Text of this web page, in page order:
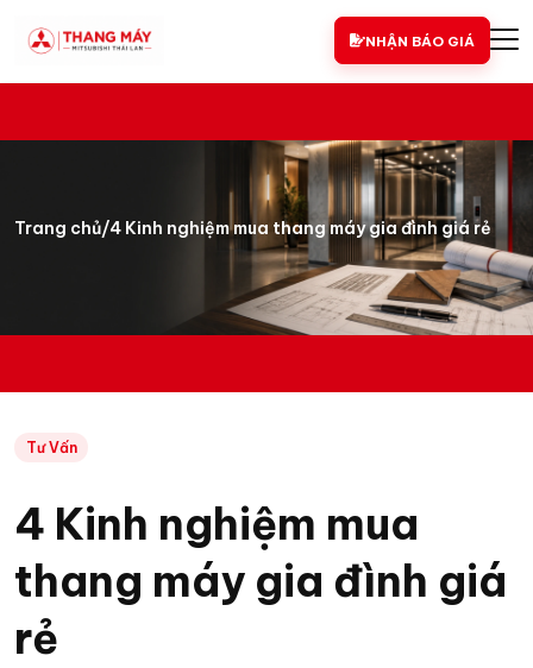
NHẬN BÁO GIÁ
Trang chủ/4 Kinh nghiệm mua thang máy gia đình giá rẻ
Tư Vấn
4 Kinh nghiệm mua
thang máy gia đình giá
rẻ